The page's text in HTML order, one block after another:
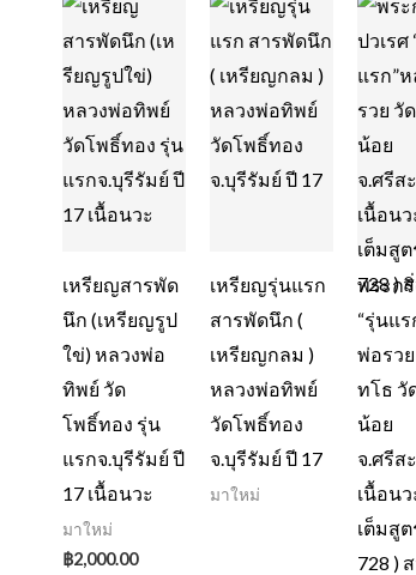
เหรียญสารพัด
นึก (เหรียญรูป
ใข่) หลวงพ่อ
ทิพย์ วัด
โพธิ์ทอง รุ่น
แรกจ.บุรีรัมย์ ปี
17 เนื้อนวะ
มาใหม่
฿2,000.00
เหรียญรุ่นแรก
สารพัดนึก (
เหรียญกลม )
หลวงพ่อทิพย์
วัดโพธิ์ทอง
จ.บุรีรัมย์ ปี 17
มาใหม่
พระก
“รุ่นแร
พ่อรว
ทโธ วั
น้อย
จ.ศรีส
เนื้อน
เต็มสูต
728 )